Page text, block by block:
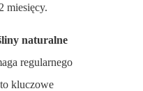
miesięcy.
naturalne
regularnego
kluczowe